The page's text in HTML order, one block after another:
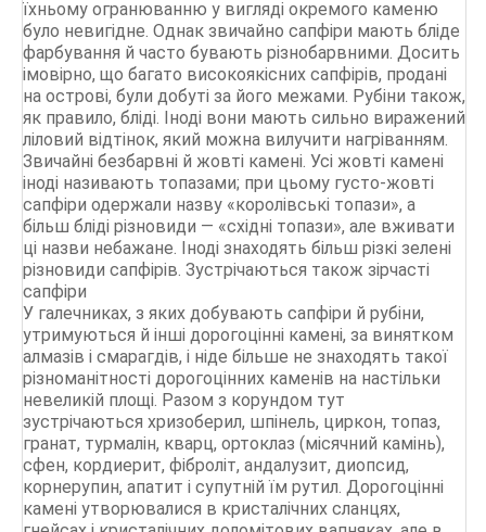
їхньому огранюванню у вигляді окремого каменю
було невигідне. Однак звичайно сапфіри мають бліде
фарбування й часто бувають різнобарвними. Досить
імовірно, що багато високоякісних сапфірів, продані
на острові, були добуті за його межами. Рубіни також,
як правило, бліді. Іноді вони мають сильно виражений
ліловий відтінок, який можна вилучити нагріванням.
Звичайні безбарвні й жовті камені. Усі жовті камені
іноді називають топазами; при цьому густо-жовті
сапфіри одержали назву «королівські топази», а
більш бліді різновиди — «східні топази», але вживати
ці назви небажане. Іноді знаходять більш різкі зелені
різновиди сапфірів. Зустрічаються також зірчасті
сапфіри
У галечниках, з яких добувають сапфіри й рубіни,
утримуються й інші дорогоцінні камені, за винятком
алмазів і смарагдів, і ніде більше не знаходять такої
різноманітності дорогоцінних каменів на настільки
невеликій площі. Разом з корундом тут
зустрічаються хризоберил, шпінель, циркон, топаз,
гранат, турмалін, кварц, ортоклаз (місячний камінь),
сфен, кордиерит, фіброліт, андалузит, диопсид,
корнерупин, апатит і супутній їм рутил. Дорогоцінні
камені утворювалися в кристалічних сланцях,